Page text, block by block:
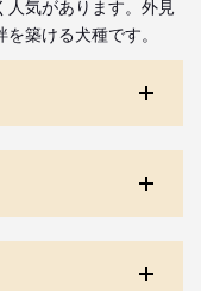
気があります。外見
築ける犬種です。